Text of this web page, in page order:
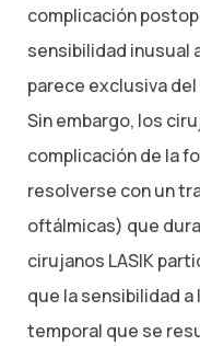
complicación
sensibilidad inusual
parece exclusiva del
Sin embargo, los
complicación de la
resolverse con un
oftálmicas) que
cirujanos LASIK
que la sensibilidad
temporal que se